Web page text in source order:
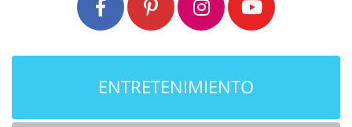
ENTRETENIMIENTO